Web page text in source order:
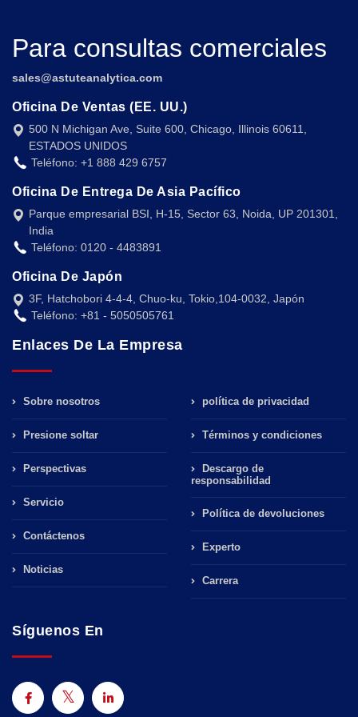
Para consultas comerciales
sales@astuteanalytica.com
Oficina De Ventas (EE. UU.)
500 N Michigan Ave, Suite 600, Chicago, Illinois 60611,
ESTADOS UNIDOS
Teléfono: +1 888 429 6757
Oficina De Entrega De Asia Pacífico
Parque empresarial BSI, H-15, Sector 63, Noida, UP 201301,
India
Teléfono: 0120 - 4483891
Oficina De Japón
3F, Hatchobori 4-4-4, Chuo-ku, Tokio,104-0032, Japón
Teléfono: +81 - 5050505761
Enlaces De La Empresa
Sobre nosotros
Presione soltar
Perspectivas
Servicio
Contáctenos
Noticias
política de privacidad
Términos y condiciones
Descargo de
responsabilidad
Política de devoluciones
Experto
Carrera
Síguenos En